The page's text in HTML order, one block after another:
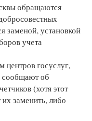
обращаются
заменой, установкой
учета
госуслуг,
сообщают об
(хотя этот
заменить, либо